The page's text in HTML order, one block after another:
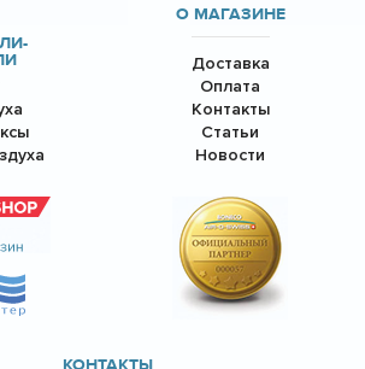
О МАГАЗИНЕ
Доставка
Оплата
Контакты
Статьи
Новости